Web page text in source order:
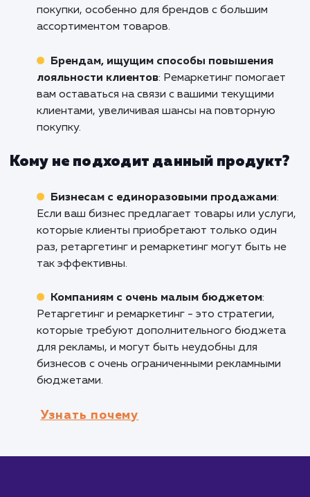
их на ваш сайт и увеличить продажи в
Свяжитесь с нами уже сегодня, чтобы
как мы можем помочь вашему
достигнуть новых высот с
эффективных рекламных кампаний.
Если ваш бизнес включает в себя
взаимодействие с клиентами до принятия
решения о покупке, ретаргетинг и
могут помочь вам поддерживать связь и
Интернет-магазинам: Ретаргетинг
значительно увеличить вероятность
покупки, особенно для брендов с большим
ассортиментом товаров.
лояльности клиентов